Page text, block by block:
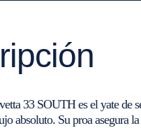
33 SOUTH es el yate de
absoluto. Su proa asegura